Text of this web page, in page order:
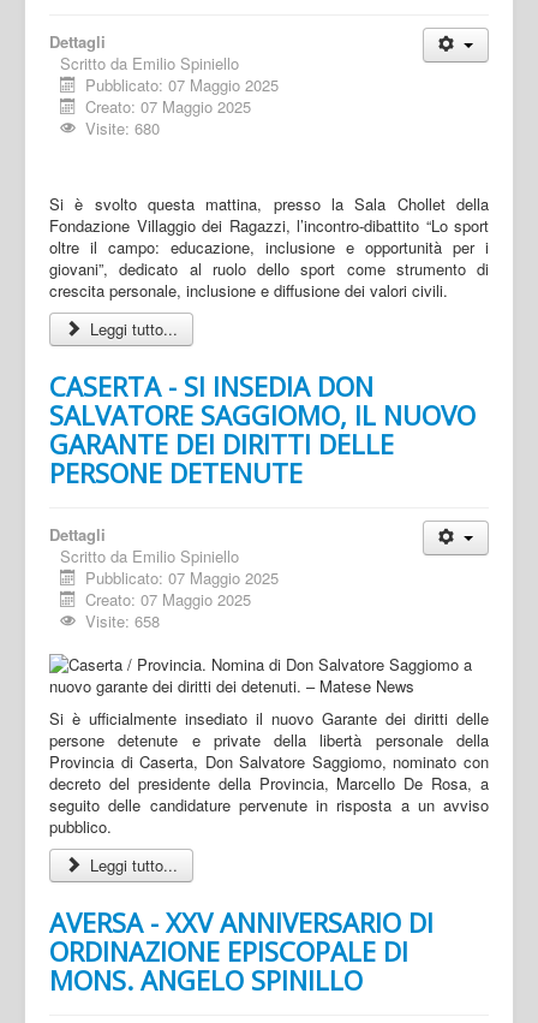
Dettagli
Scritto da Emilio Spiniello
Pubblicato: 07 Maggio 2025
Creato: 07 Maggio 2025
Visite: 680
Si è svolto questa mattina, presso la Sala Chollet della
Fondazione Villaggio dei Ragazzi, l’incontro-dibattito “Lo sport
oltre il campo: educazione, inclusione e opportunità per i
giovani”, dedicato al ruolo dello sport come strumento di
crescita personale, inclusione e diffusione dei valori civili.
Leggi tutto...
CASERTA - SI INSEDIA DON
SALVATORE SAGGIOMO, IL NUOVO
GARANTE DEI DIRITTI DELLE
PERSONE DETENUTE
Dettagli
Scritto da Emilio Spiniello
Pubblicato: 07 Maggio 2025
Creato: 07 Maggio 2025
Visite: 658
Si è ufficialmente insediato il nuovo Garante dei diritti delle
persone detenute e private della libertà personale della
Provincia di Caserta, Don Salvatore Saggiomo, nominato con
decreto del presidente della Provincia, Marcello De Rosa, a
seguito delle candidature pervenute in risposta a un avviso
pubblico.
Leggi tutto...
AVERSA - XXV ANNIVERSARIO DI
ORDINAZIONE EPISCOPALE DI
MONS. ANGELO SPINILLO